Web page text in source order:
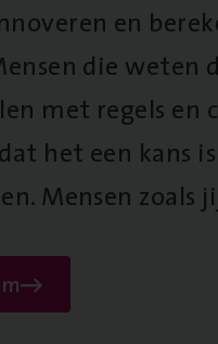
en
die weten
met regels en
het een kans
Mensen zoals